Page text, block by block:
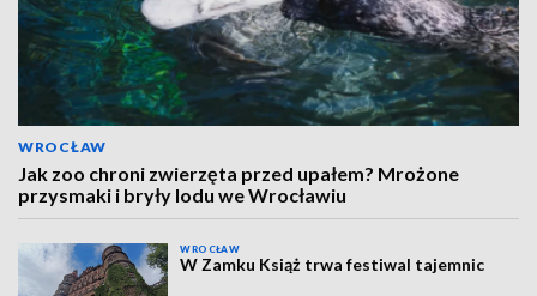
WROCŁAW
Jak zoo chroni zwierzęta przed upałem? Mrożone
przysmaki i bryły lodu we Wrocławiu
WROCŁAW
W Zamku Książ trwa festiwal tajemnic